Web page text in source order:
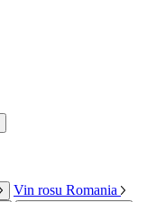
Vin rosu Romania